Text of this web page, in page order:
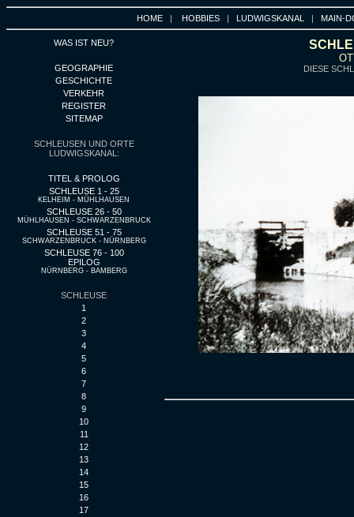
HOME | HOBBIES | LUDWIGSKANAL | MAIN-
WAS IST NEU?
GEOGRAPHIE
GESCHICHTE
VERKEHR
REGISTER
SITEMAP
SCHLEUSEN UND ORTE
LUDWIGSKANAL:
TITEL & PROLOG
SCHLEUSE 1 - 25
KELHEIM - MÜHLHAUSEN
SCHLEUSE 26 - 50
MÜHLHAUSEN - SCHWARZENBRUCK
SCHLEUSE 51 - 75
SCHWARZENBRUCK - NÜRNBERG
SCHLEUSE 76 - 100
EPILOG
NÜRNBERG - BAMBERG
SCHLEUSE
1
2
3
4
5
6
7
8
9
10
11
12
13
14
15
16
17
DIESE